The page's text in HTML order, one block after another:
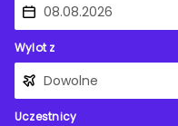
Wylot z
Uczestnicy